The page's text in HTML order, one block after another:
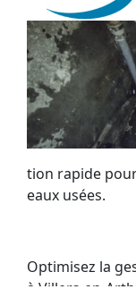
tion rapide
eaux usées.
Optimisez la
à Villers-en-